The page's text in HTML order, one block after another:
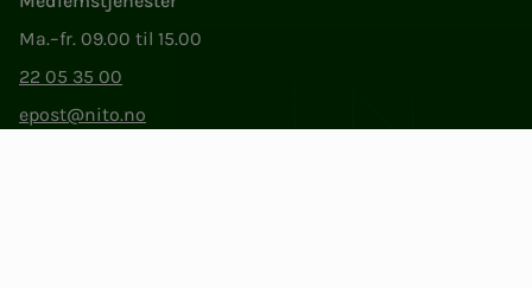
Ma.–fr. 09.00 til 15.00
22 05 35 00
epost@nito.no